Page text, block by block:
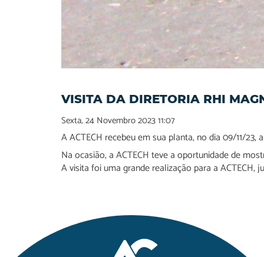
VISITA DA DIRETORIA RHI
Sexta, 24 Novembro 2023 11:07
A ACTECH recebeu em sua planta, no dia 09/11/
Na ocasião, a ACTECH teve a oportunidade de
A visita foi uma grande realização para a